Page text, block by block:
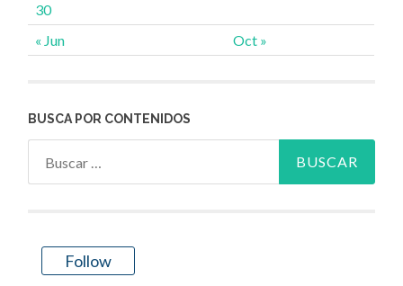
« Jun Oct »
30
BUSCA POR CONTENIDOS
Follow